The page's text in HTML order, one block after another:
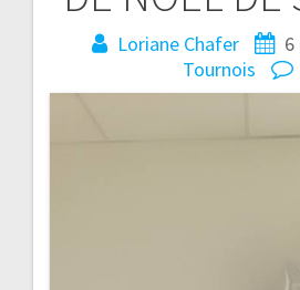
Loriane Chafer
6
Tournois
l’article